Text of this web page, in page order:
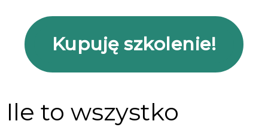
Kupuję szkolenie!
Ile to wszystko